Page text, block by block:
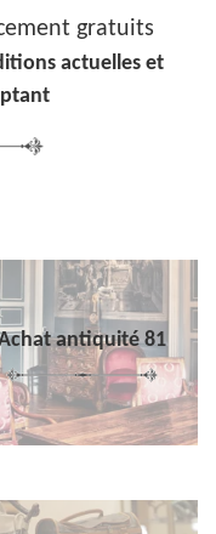
gratuits
actuelles et
antiquité 81